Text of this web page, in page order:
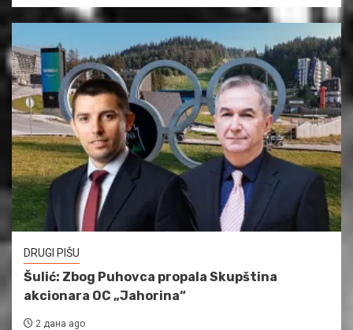
DRUGI PIŠU
Šulić: Zbog Puhovca propala Skupština
akcionara OC „Jahorina“
2 дана ago